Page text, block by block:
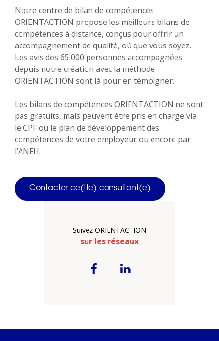
Notre centre de bilan de compétences
ORIENTACTION propose les meilleurs bilans de
compétences à distance, conçus pour offrir un
accompagnement de qualité, où que vous soyez.
Les avis des 65 000 personnes accompagnées
depuis notre création avec la méthode
ORIENTACTION sont là pour en témoigner.
Les bilans de compétences ORIENTACTION ne sont
pas gratuits, mais peuvent être pris en charge via
le CPF ou le plan de développement des
compétences de votre employeur ou encore par
l’ANFH.
Contacter ce(tte) consultant(e)
Suivez ORIENTACTION
sur les réseaux